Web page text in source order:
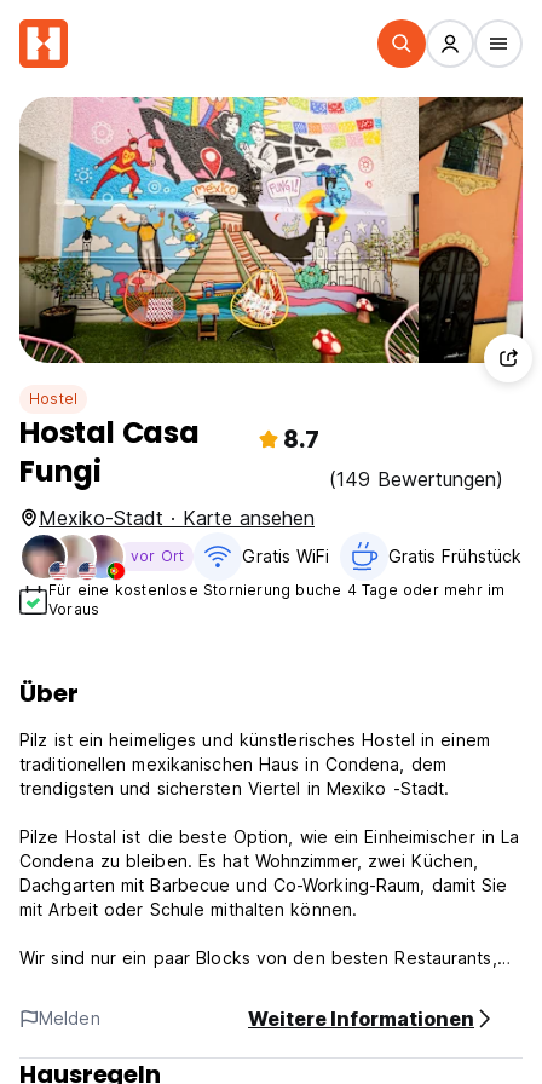
Hostel
Hostal Casa
Fungi
8.7
(149 Bewertungen)
Mexiko-Stadt · Karte ansehen
vor Ort Gratis WiFi Gratis Frühstück
Für eine kostenlose Stornierung buche 4 Tage oder mehr im
Voraus
Über
Pilz ist ein heimeliges und künstlerisches Hostel in einem
traditionellen mexikanischen Haus in Condena, dem
trendigsten und sichersten Viertel in Mexiko -Stadt.
Pilze Hostal ist die beste Option, wie ein Einheimischer in La
Condena zu bleiben. Es hat Wohnzimmer, zwei Küchen,
Dachgarten mit Barbecue und Co-Working-Raum, damit Sie
mit Arbeit oder Schule mithalten können.
Wir sind nur ein paar Blocks von den besten Restaurants,
entfernt. Jedes Bett verfügt über Black-Out-Vorhänge,
Nachtlampe, Stecker und ein Regal für Ihr Telefon. Das
Haus ist voller Kunst und es ist sehr, sehr farbenfroh!
Melden Weitere Informationen
Hausregeln